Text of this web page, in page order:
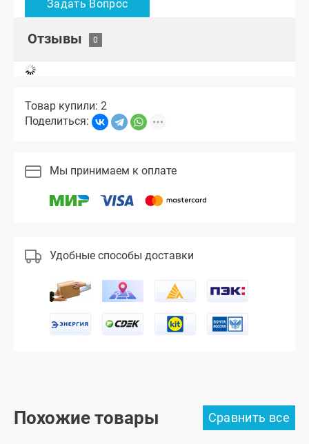
Отзывы
Товар купили: 2
Поделиться:
Мы принимаем к оплате
Удобные способы доставки
Похожие товары